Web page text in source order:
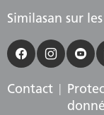
Similasan sur
Contact